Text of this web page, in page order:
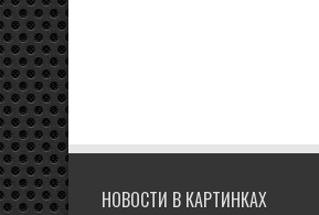
НОВОСТИ В КАРТИНКАХ